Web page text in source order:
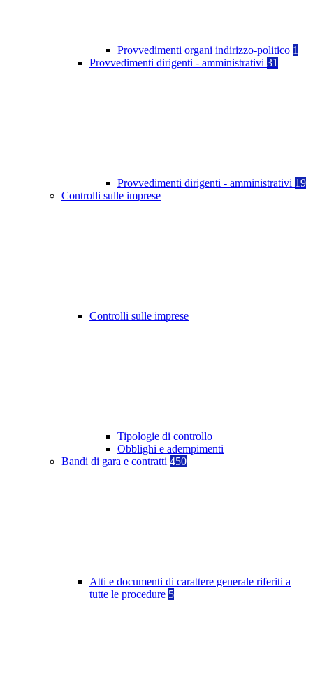
Provvedimenti organi indirizzo-politico 1
Provvedimenti dirigenti - amministrativi 31
Provvedimenti dirigenti - amministrativi 19
Controlli sulle imprese
Controlli sulle imprese
Tipologie di controllo
Obblighi e adempimenti
Bandi di gara e contratti 450
Atti e documenti di carattere generale riferiti a
tutte le procedure 5